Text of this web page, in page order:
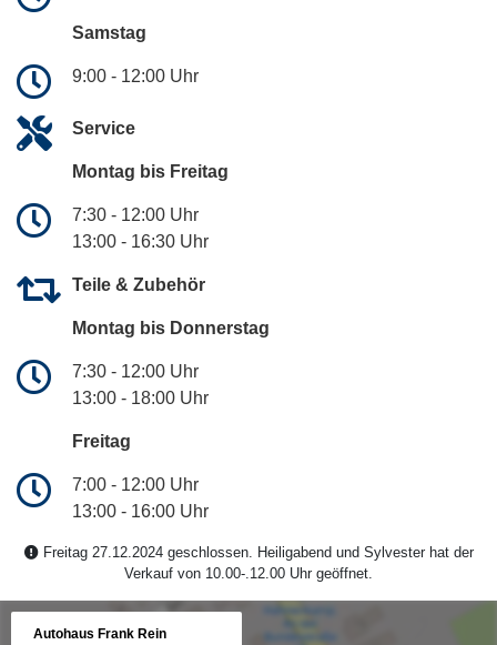
Samstag
9:00 - 12:00 Uhr
Service
Montag bis Freitag
7:30 - 12:00 Uhr
13:00 - 16:30 Uhr
Teile & Zubehör
Montag bis Donnerstag
7:30 - 12:00 Uhr
13:00 - 18:00 Uhr
Freitag
7:00 - 12:00 Uhr
13:00 - 16:00 Uhr
Freitag 27.12.2024 geschlossen. Heiligabend und Sylvester hat der
Verkauf von 10.00-.12.00 Uhr geöffnet.
Autohaus Frank Rein